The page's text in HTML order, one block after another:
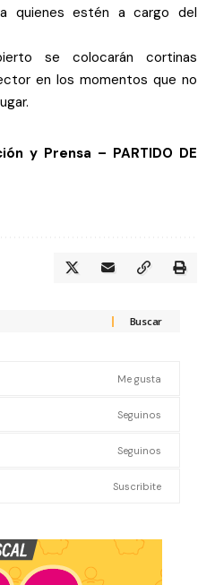
quienes estén a cargo del
se colocarán cortinas
en los momentos que no
y Prensa – PARTIDO DE
Me gusta
Seguinos
Seguinos
Suscribite